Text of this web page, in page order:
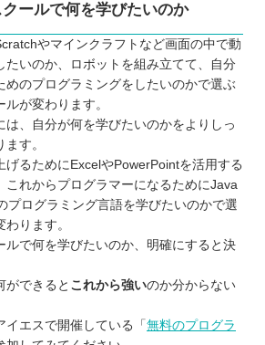
ールで何を学びたいのか
やマインクラフトなど画面の中で動
たいのか、ロボットを組み立てて、自分
めのプログラミングをしたいのかで選ぶ
が変わります。
は、自分が何を学びたいのかをよりしっ
す。
げるためにExcelやPowerPointを活用する
これからプログラマーになるためにJava
プログラミング言語を学びたいのかで選
ります。
ルで何を学びたいのか、明確にすると決
ができると これから強いのか分からない
エスで開催している「 無料のプログラ